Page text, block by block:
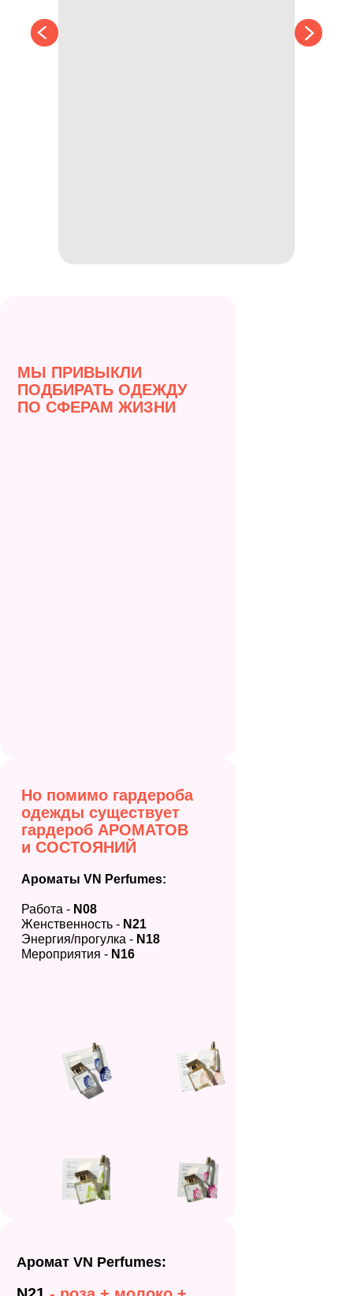
МЫ ПРИВЫКЛИ
ПОДБИРАТЬ ОДЕЖДУ
ПО СФЕРАМ ЖИЗНИ
Но помимо гардероба
одежды существует
гардероб АРОМАТОВ
и СОСТОЯНИЙ
Ароматы VN Perfumes:
Работа - N08
Женственность - N21
Энергия/прогулка - N18
Мероприятия - N16
Аромат VN Perfumes: